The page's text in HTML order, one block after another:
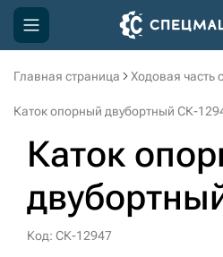
Главная страница Ходовая часть
Каток опорный двубортный СК-
Каток
Код: СК-12947
Компания
Доставка и оплата
Информация
Контакты